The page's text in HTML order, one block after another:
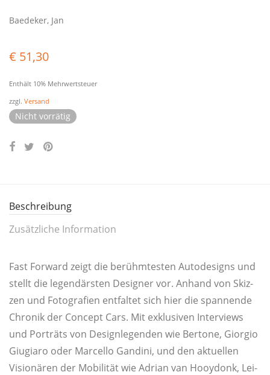
Baedeker, Jan
€ 51,30
Enthält 10% Mehrwertsteuer
zzgl. Versand
Nicht vorrätig
Beschreibung
Zusätzliche Information
Fast For­ward zeigt die berühm­tes­ten Auto­de­signs und
stellt die legen­därs­ten Desi­gner vor. Anhand von Skiz­
zen und Foto­gra­fien ent­fal­tet sich hier die span­nen­de
Chro­nik der Con­cept Cars. Mit exklu­si­ven Inter­views
und Por­träts von Design­le­gen­den wie Ber­to­ne, Gior­gio
Giugi­a­ro oder Mar­cel­lo Gan­di­ni, und den aktu­el­len
Visio­nä­ren der Mobi­li­tät wie Adri­an van Hooy­donk, Lei­